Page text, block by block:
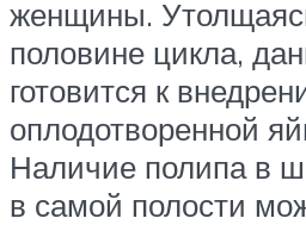
женщины.
половине цикла,
готовится к
оплодотворенной
Наличие полипа в
в самой полости